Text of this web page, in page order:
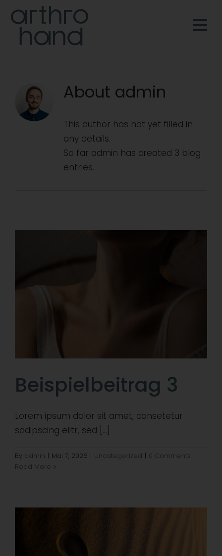
content
About admin
This author has not yet filled in
any details.
So far admin has created 3 blog
entries.
Beispielbeitrag 3
Lorem ipsum dolor sit amet, consetetur
sadipscing elitr, sed [...]
By admin | Mai 7, 2026 | Uncategorized | 0 Comments
Read More